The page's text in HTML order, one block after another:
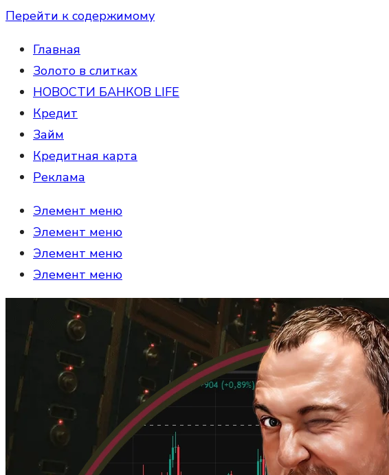
Перейти к содержимому
Главная
Золото в слитках
НОВОСТИ БАНКОВ LIFE
Кредит
Займ
Кредитная карта
Реклама
Элемент меню
Элемент меню
Элемент меню
Элемент меню